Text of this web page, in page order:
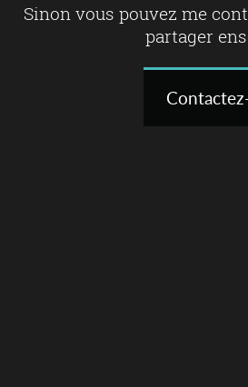
Sinon vous pouvez me
partager